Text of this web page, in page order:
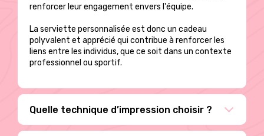
renforcer leur engagement envers l'équipe.
La serviette personnalisée est donc un cadeau
polyvalent et apprécié qui contribue à renforcer les
liens entre les individus, que ce soit dans un contexte
professionnel ou sportif.
Quelle technique d’impression choisir ?